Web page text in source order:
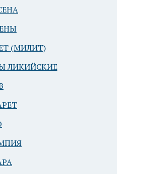
(МИЛИТ)
ЛИКИЙСКИЕ